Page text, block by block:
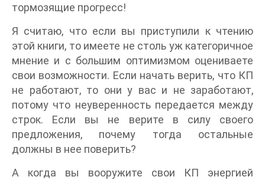
тормозящие прогресс!
Я считаю, что если вы приступили к чтению
этой книги, то имеете не столь уж категоричное
мнение и с большим оптимизмом оцениваете
свои возможности. Если начать верить, что КП
не работают, то они у вас и не заработают,
потому что неуверенность передается между
строк. Если вы не верите в силу своего
предложения, почему тогда остальные
должны в нее поверить?
А когда вы вооружите свои КП энергией